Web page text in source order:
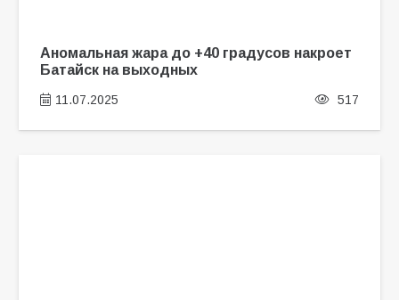
Аномальная жара до +40 градусов накроет
Батайск на выходных
11.07.2025 517